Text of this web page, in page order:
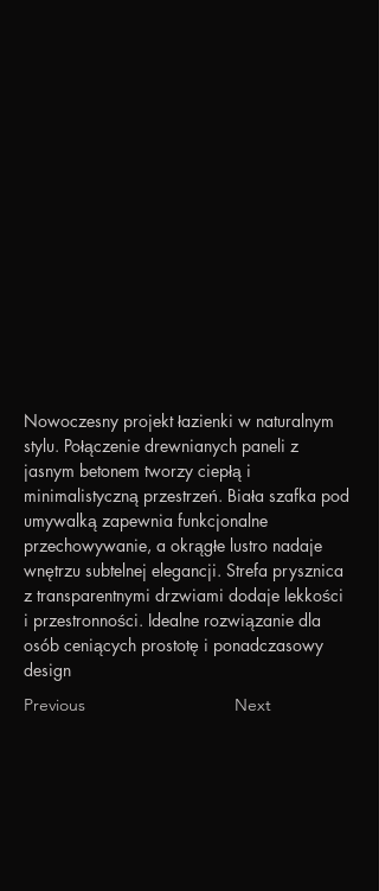
Nowoczesny projekt łazienki w naturalnym
stylu. Połączenie drewnianych paneli z
jasnym betonem tworzy ciepłą i
minimalistyczną przestrzeń. Biała szafka pod
umywalką zapewnia funkcjonalne
przechowywanie, a okrągłe lustro nadaje
wnętrzu subtelnej elegancji. Strefa prysznica
z transparentnymi drzwiami dodaje lekkości
i przestronności. Idealne rozwiązanie dla
osób ceniących prostotę i ponadczasowy
design
Previous Next